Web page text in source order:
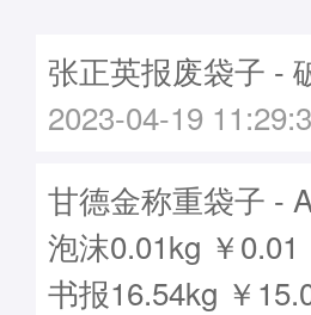
张正英报废袋子 -
2023-04-19
甘德金称重袋子 -
泡沫0.01kg ￥0.01
书报16.54kg ￥